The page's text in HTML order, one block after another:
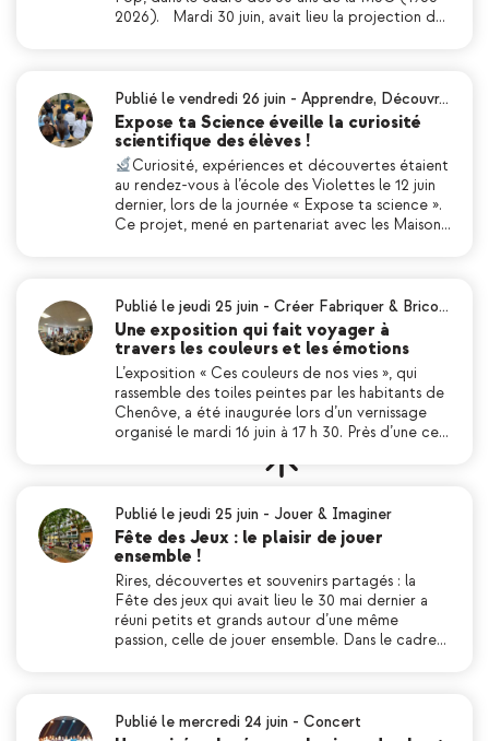
2026). Mardi 30 juin, avait lieu la projection d…
Publié le vendredi 26 juin - Apprendre, Découvr…
Expose ta Science éveille la curiosité
scientifique des élèves !
Curiosité, expériences et découvertes étaient
au rendez-vous à l’école des Violettes le 12 juin
dernier, lors de la journée « Expose ta science ».
Ce projet, mené en partenariat avec les Maison…
Publié le jeudi 25 juin - Créer Fabriquer & Brico…
Une exposition qui fait voyager à
travers les couleurs et les émotions
L’exposition « Ces couleurs de nos vies », qui
rassemble des toiles peintes par les habitants de
Chenôve, a été inaugurée lors d’un vernissage
organisé le mardi 16 juin à 17 h 30. Près d’une ce…
Publié le jeudi 25 juin - Jouer & Imaginer
Fête des Jeux : le plaisir de jouer
ensemble !
Rires, découvertes et souvenirs partagés : la
Fête des jeux qui avait lieu le 30 mai dernier a
réuni petits et grands autour d’une même
passion, celle de jouer ensemble. Dans le cadre…
Publié le mercredi 24 juin - Concert